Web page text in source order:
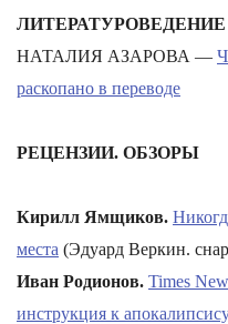
ЛИТЕРАТУРОВЕДЕНИЕ
НАТАЛИЯ АЗАРОВА —
раскопано в переводе
РЕЦЕНЗИИ. ОБЗОРЫ
Кирилл Ямщиков.
места (Эдуард Веркин.
Иван Родионов. Times
инструкция к